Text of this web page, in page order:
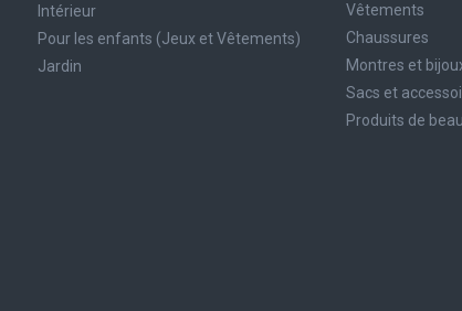
Intérieur
Pour les enfants (Jeux et Vêtements)
Jardin
Vêtements
Chaussures
Montres et
Sacs et
Produits de